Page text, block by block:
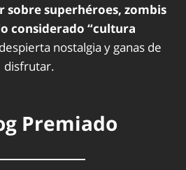
sobre superhéroes, zombis
considerado “cultura
nostalgia y ganas de
disfrutar.
Premiado